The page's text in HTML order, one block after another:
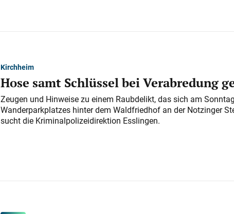
Kirchheim
Hose samt Schlüssel bei Verabredung
Zeugen und Hinweise zu einem Raubdelikt, das sich am
Wanderparkplatzes hinter dem Waldfriedhof an der Notzinger
sucht die Kriminalpolizeidirektion Esslingen.